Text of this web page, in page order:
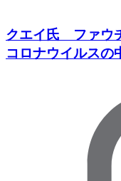
クエイ氏 ファウ
コロナウイルスの